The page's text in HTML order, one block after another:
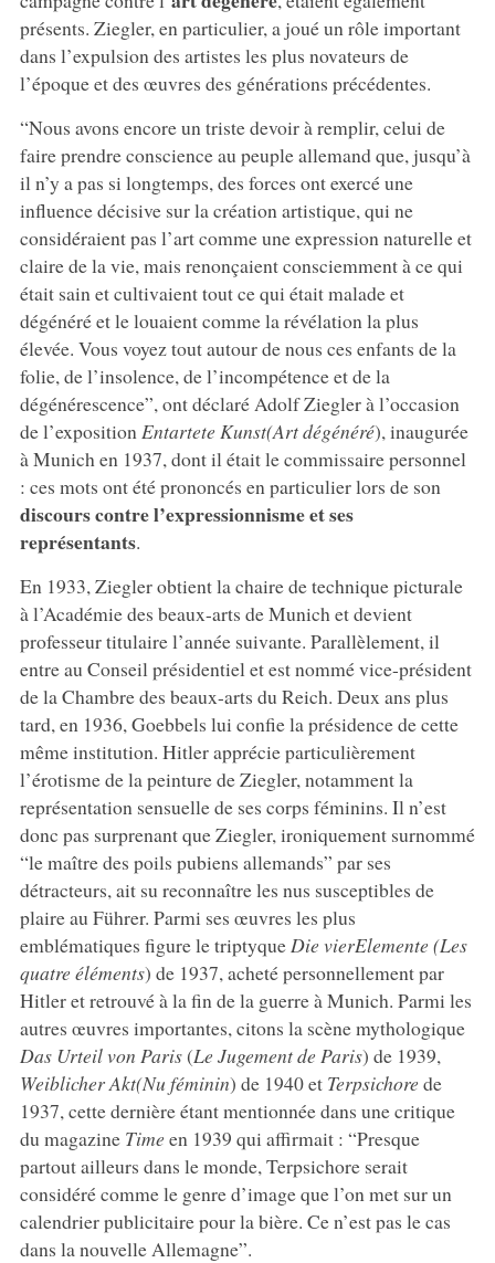
présents. Ziegler, en particulier, a joué un rôle important
dans l’expulsion des artistes les plus novateurs de
l’époque et des œuvres des générations précédentes.
“Nous avons encore un triste devoir à remplir, celui de
faire prendre conscience au peuple allemand que, jusqu’à
il n’y a pas si longtemps, des forces ont exercé une
influence décisive sur la création artistique, qui ne
considéraient pas l’art comme une expression naturelle et
claire de la vie, mais renonçaient consciemment à ce qui
était sain et cultivaient tout ce qui était malade et
dégénéré et le louaient comme la révélation la plus
élevée. Vous voyez tout autour de nous ces enfants de la
folie, de l’insolence, de l’incompétence et de la
dégénérescence”, ont déclaré Adolf Ziegler à l’occasion
de l’expositionEntartete Kunst(Art dégénéré), inaugurée
à Munich en 1937, dont il était le commissaire personnel
: ces mots ont été prononcés en particulier lors de son
discours contre l’expressionnisme et ses
représentants.
En 1933, Ziegler obtient la chaire de technique picturale
à l’Académie des beaux-arts de Munich et devient
professeur titulaire l’année suivante. Parallèlement, il
entre au Conseil présidentiel et est nommé vice-président
de la Chambre des beaux-arts du Reich. Deux ans plus
tard, en 1936, Goebbels lui confie la présidence de cette
même institution. Hitler apprécie particulièrement
l’érotisme de la peinture de Ziegler, notamment la
représentation sensuelle de ses corps féminins. Il n’est
donc pas surprenant que Ziegler, ironiquement surnommé
“le maître des poils pubiens allemands” par ses
détracteurs, ait su reconnaître les nus susceptibles de
plaire au Führer. Parmi ses œuvres les plus
emblématiques figure le triptyqueDie vierElemente (Les
quatre éléments) de 1937, acheté personnellement par
Hitler et retrouvé à la fin de la guerre à Munich. Parmi les
autres œuvres importantes, citons la scène mythologique
Das Urteil von Paris(Le Jugement de Paris) de 1939,
Weiblicher Akt(Nu féminin) de 1940 et Terpsichorede
1937, cette dernière étant mentionnée dans une critique
du magazine Timeen 1939 qui affirmait : “Presque
partout ailleurs dans le monde, Terpsichore serait
considéré comme le genre d’image que l’on met sur un
calendrier publicitaire pour la bière. Ce n’est pas le cas
dans la nouvelle Allemagne”.